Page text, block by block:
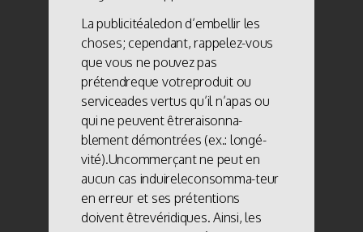
La publicitéaledon d’embellir les
choses; cependant, rappelez-vous
que vous ne pouvez pas
prétendreque votreproduit ou
serviceades vertus qu’il n’apas ou
qui ne peuvent êtreraisonna-
blement démontrées (ex.: longé-
vité).Uncommerçant ne peut en
aucun cas induireleconsomma-teur
en erreur et ses prétentions
doivent êtrevéridiques. Ainsi, les